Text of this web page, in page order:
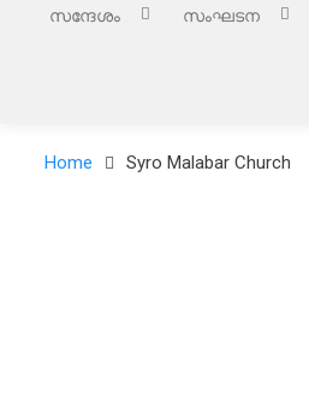
സന്ദേശം സംഘടന
Home Syro Malabar Church